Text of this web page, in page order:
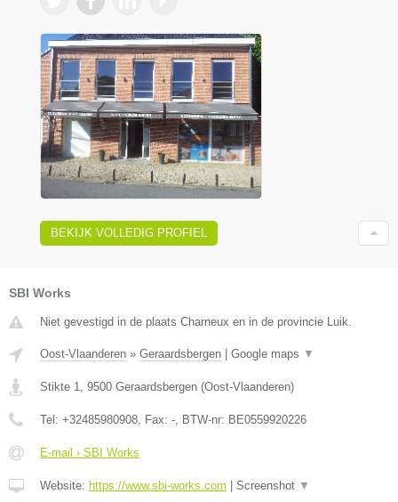
BEKIJK VOLLEDIG PROFIEL
SBI Works
Niet gevestigd in de plaats Charneux en in de provincie Luik.
Oost-Vlaanderen » Geraardsbergen Google maps ▼
Stikte 1, 9500 Geraardsbergen (Oost-Vlaanderen)
Tel: +32485980908, Fax: -, BTW-nr: BE0559920226
E-mail › SBI Works
Website: https://www.sbi-works.com Screenshot ▼